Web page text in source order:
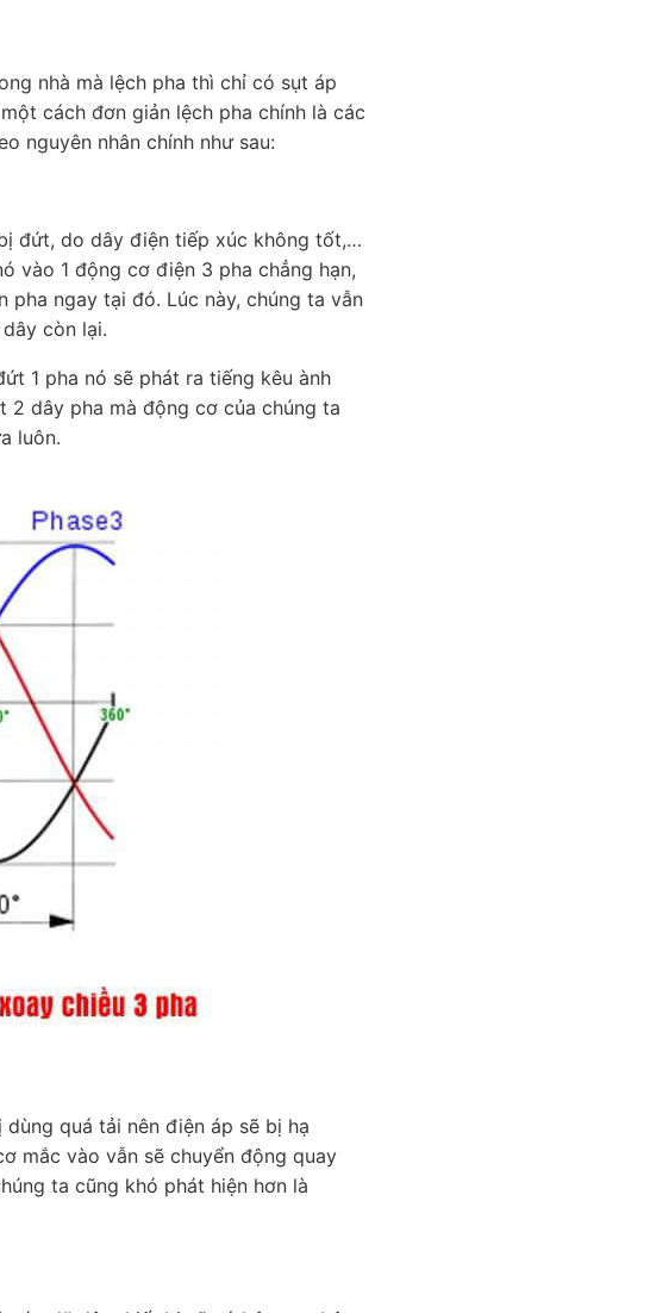
nhà mà lệch pha thì chỉ có sụt áp
cách đơn giản lệch pha chính là các
nguyên nhân chính như sau:
đứt, do dây điện tiếp xúc không tốt,…
vào 1 động cơ điện 3 pha chẳng hạn,
ngay tại đó. Lúc này, chúng ta vẫn
còn lại.
1 pha nó sẽ phát ra tiếng kêu ành
2 dây pha mà động cơ của chúng ta
luôn.
quá tải nên điện áp sẽ bị hạ
mắc vào vẫn sẽ chuyển động quay
ta cũng khó phát hiện hơn là